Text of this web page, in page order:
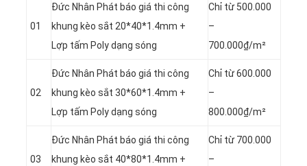
01
Đức Nhân Phát báo giá thi công
khung kèo sắt 20*40*1.4mm +
Lợp tấm Poly dạng sóng
Chỉ từ 500.000
–
700.000₫/m²
02
Đức Nhân Phát báo giá thi công
khung kèo sắt 30*60*1.4mm +
Lợp tấm Poly dạng sóng
Chỉ từ 600.000
–
800.000₫/m²
03
Đức Nhân Phát báo giá thi công
khung kèo sắt 40*80*1.4mm +
Chỉ từ 700.000
–